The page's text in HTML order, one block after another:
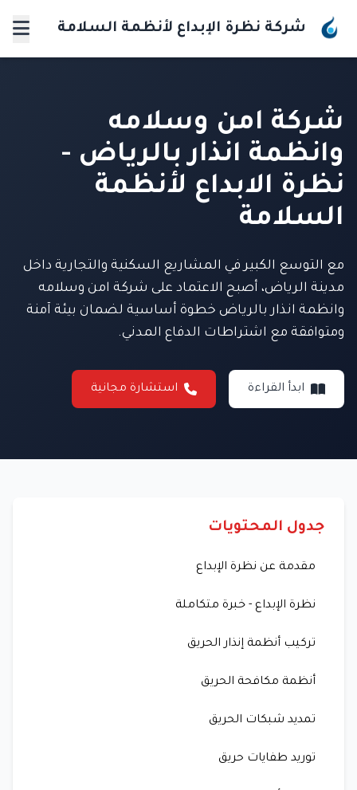
شركة نظرة الإبداع لأنظمة السلامة
شركة امن وسلامه
وانظمة انذار بالرياض -
نظرة الابداع لأنظمة
السلامة
مع التوسع الكبير في المشاريع السكنية والتجارية داخل
مدينة الرياض، أصبح الاعتماد على شركة امن وسلامه
وانظمة انذار بالرياض خطوة أساسية لضمان بيئة آمنة
ومتوافقة مع اشتراطات الدفاع المدني.
ابدأ القراءة استشارة مجانية
جدول المحتويات
مقدمة عن نظرة الإبداع
نظرة الإبداع - خبرة متكاملة
تركيب أنظمة إنذار الحريق
أنظمة مكافحة الحريق
تمديد شبكات الحريق
توريد طفايات حريق